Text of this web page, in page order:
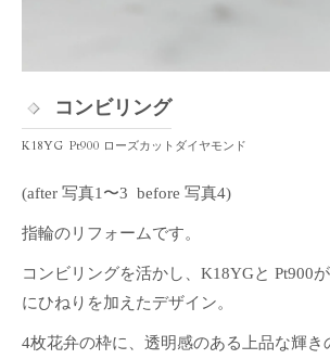
コンビリング
K18YG Pt900 ローズカットダイヤモンド
(after 写真1〜3 before 写真4)
指輪のリフォームです。
コンビリングを活かし、K18YGと Pt900
にひねりを加えたデザイン。
4枚花弁の枠に、透明感のある上品な輝き